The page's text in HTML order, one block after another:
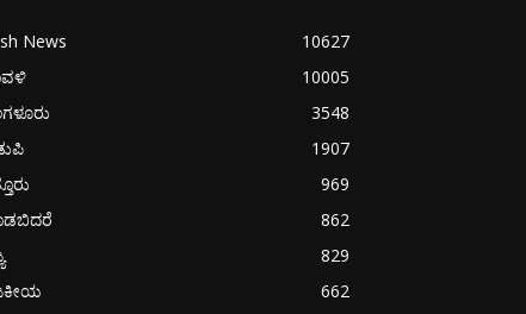
News
10627
10005
3548
1907
969
862
829
662